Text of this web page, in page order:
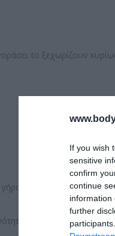
If you wish
sensitive
confirm
continue
information
further
το ξεχωρίζουν
του δέρματος